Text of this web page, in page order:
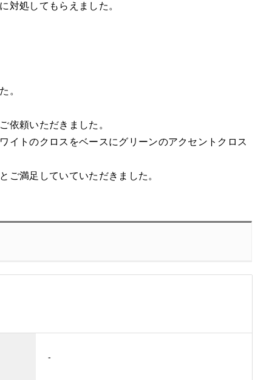
対処してもらえました。
。
依頼いただきました。
イトのクロスをベースにグリーンのアクセントクロス
ご満足していていただきました。
-